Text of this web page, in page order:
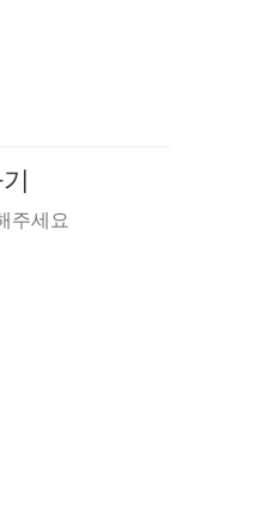
주세요